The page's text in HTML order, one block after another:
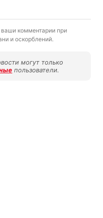
комментарии при
и оскорблений.
могут только
пользователи.